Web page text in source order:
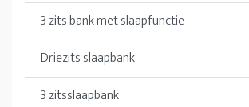
3 zits bank met slaapfunctie
Driezits slaapbank
3 zitsslaapbank